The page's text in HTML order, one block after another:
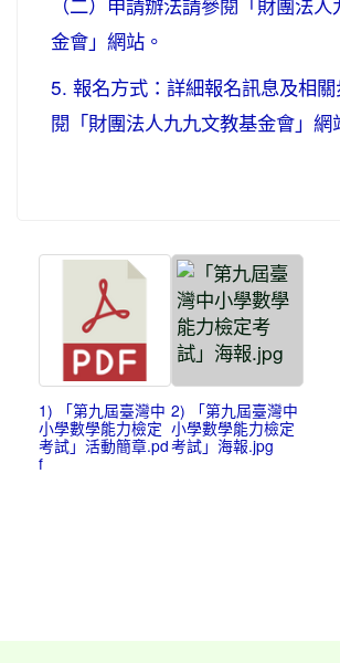
金會」網站。
5. 報名方式：詳細報名訊息及相
閱「財團法人九九文教基金會」網
1) 「第九屆臺灣中
小學數學能力檢定
考試」活動簡章.pd
f
2) 「第九屆臺灣中
小學數學能力檢定
考試」海報.jpg